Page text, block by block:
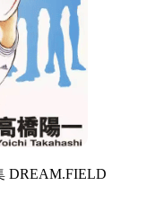
DREAM.FIELD